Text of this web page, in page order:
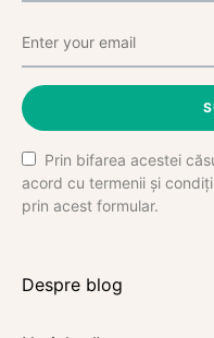
Prin bifarea acestei
acord cu termenii și
prin acest formular.
Despre blog